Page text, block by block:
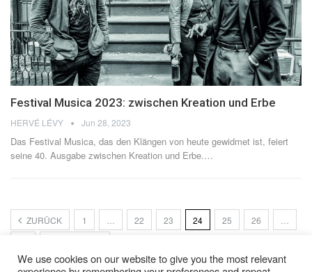
Festival Musica 2023: zwischen Kreation und Erbe
HERVÉ LÉVY Jun 28, 2023
Das Festival Musica, das den Klängen von heute gewidmet ist, feiert
seine 40. Ausgabe zwischen Kreation und Erbe.…
ZURÜCK 1 22 23 24 25 26
We use cookies on our website to give you the most relevant